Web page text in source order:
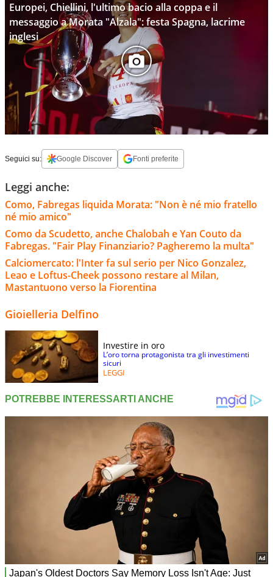
Europei, Chiellini, l'ultimo bacio alla coppa e il
messaggio a Morata "Alzala": festa Spagna, lacrime
inglesi
Seguici su: Google Discover Fonti preferite
Leggi anche:
Como, Fabregas liquida Morata: "Non è né mio fratello
né mio amico"
Como da Scudetto, anche Chalobah e Yan Couto da
Fabregas. "Fair Play Finanziario? Pagheremo la multa"
Calciomercato: l'Inter fa sul serio per Nico Gonzalez,
Leao e Loftus-Cheek possono restare al Milan,
Mastantuono verso la Fiorentina
Gioielleria Delfino
Investire in oro
L’oro torna protagonista tra gli investimenti
sicuri
LEGGI